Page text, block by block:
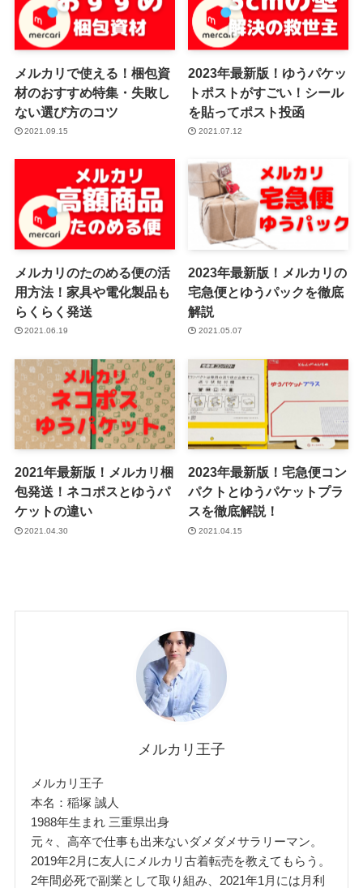
メルカリで使える！梱包資
材のおすすめ特集・失敗し
ない選び方のコツ
2021.09.15
2023年最新版！ゆうパケッ
トポストがすごい！シール
を貼ってポスト投函
2021.07.12
メルカリのたのめる便の活
用方法！家具や電化製品も
らくらく発送
2021.06.19
2023年最新版！メルカリの
宅急便とゆうパックを徹底
解説
2021.05.07
2021年最新版！メルカリ梱
包発送！ネコポスとゆうパ
ケットの違い
2021.04.30
2023年最新版！宅急便コン
パクトとゆうパケットプラ
スを徹底解説！
2021.04.15
メルカリ王子
メルカリ王子
本名：稲塚 誠人
1988年生まれ 三重県出身
元々、高卒で仕事も出来ないダメダメサラリーマン。
2019年2月に友人にメルカリ古着転売を教えてもらう。
2年間必死で副業として取り組み、2021年1月には月利